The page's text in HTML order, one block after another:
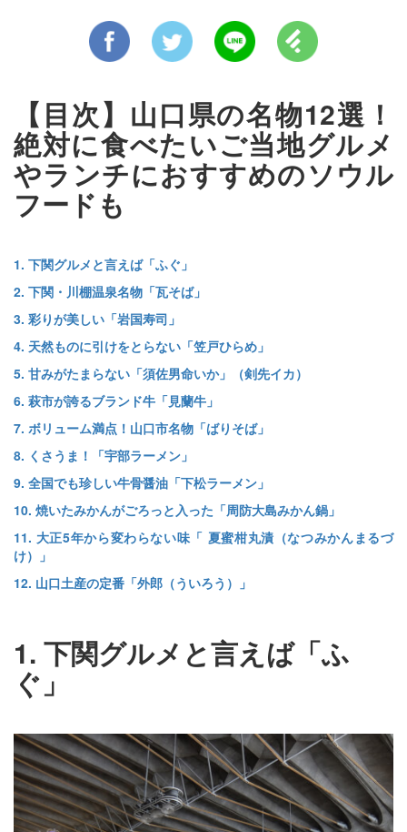
【目次】山口県の名物12選！
絶対に食べたいご当地グルメ
やランチにおすすめのソウル
フードも
1. 下関グルメと言えば「ふぐ」
2. 下関・川棚温泉名物「瓦そば」
3. 彩りが美しい「岩国寿司」
4. 天然ものに引けをとらない「笠戸ひらめ」
5. 甘みがたまらない「須佐男命いか」（剣先イカ）
6. 萩市が誇るブランド牛「見蘭牛」
7. ボリューム満点！山口市名物「ばりそば」
8. くさうま！「宇部ラーメン」
9. 全国でも珍しい牛骨醤油「下松ラーメン」
10. 焼いたみかんがごろっと入った「周防大島みかん鍋」
11. 大正5年から変わらない味「 夏蜜柑丸漬（なつみかんまるづ
け）」
12. 山口土産の定番「外郎（ういろう）」
1. 下関グルメと言えば「ふ
ぐ」